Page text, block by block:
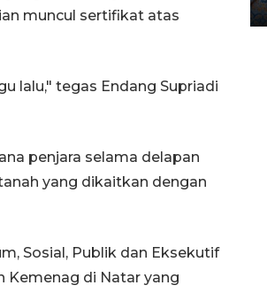
muncul sertifikat atas
lalu," tegas Endang Supriadi
penjara selama delapan
yang dikaitkan dengan
Sosial, Publik dan Eksekutif
Kemenag di Natar yang